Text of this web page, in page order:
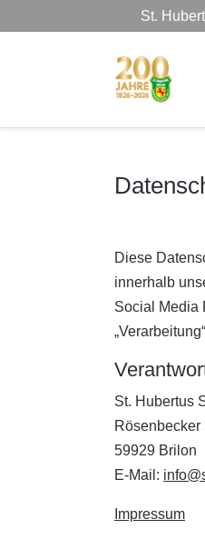
St.
Diese
innerhalb
Social Media
St. Hubertus
Rösenbecker
59929 Brilon
E-Mail:
Impressum